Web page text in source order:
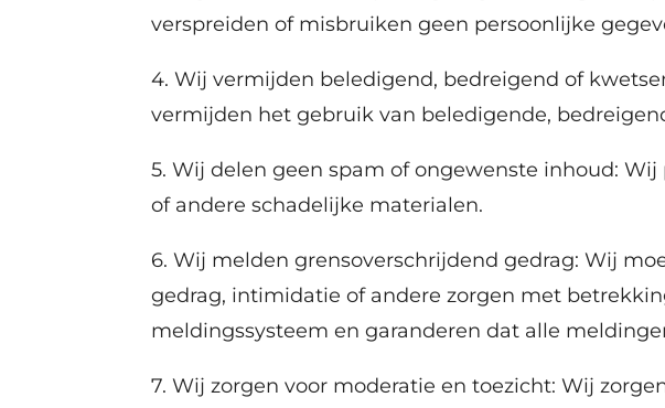
verspreiden of misbruiken geen persoonlijke
4. Wij vermijden beledigend, bedreigend of
vermijden het gebruik van beledigende,
5. Wij delen geen spam of ongewenste inhoud:
of andere schadelijke materialen.
6. Wij melden grensoverschrijdend gedrag: Wij
gedrag, intimidatie of andere zorgen met
meldingssysteem en garanderen dat alle
7. Wij zorgen voor moderatie en toezicht: Wij